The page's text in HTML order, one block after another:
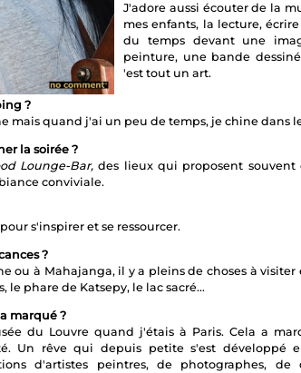
J'adore aussi écouter de la
mes enfants, la lecture, écrire
du temps devant une
peinture, une bande
'est tout un art.
?
mais quand j'ai un peu de temps, je chine dans
la soirée ?
Lounge-Bar,des lieux qui proposent souvent
conviviale.
s'inspirer et se ressourcer.
?
ou à Mahajanga, il y a pleins de choses à
le phare de Katsepy, le lac sacré...
marqué ?
du Louvre quand j'étais à Paris. Cela a
Un rêve qui depuis petite s'est développé
d'artistes peintres, de photographes, de